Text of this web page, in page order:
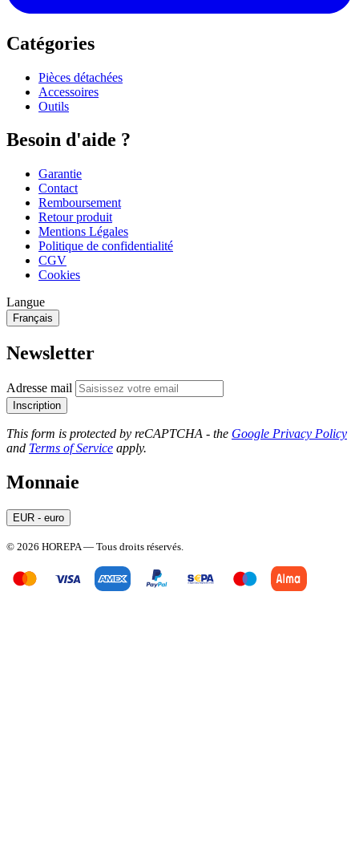
Catégories
Pièces détachées
Accessoires
Outils
Besoin d'aide ?
Garantie
Contact
Remboursement
Retour produit
Mentions Légales
Politique de confidentialité
CGV
Cookies
Langue
Français
Newsletter
Adresse mail
Inscription
This form is protected by reCAPTCHA - the Google Privacy Policy
and Terms of Service apply.
Monnaie
EUR - euro
© 2026 HOREPA — Tous droits réservés.